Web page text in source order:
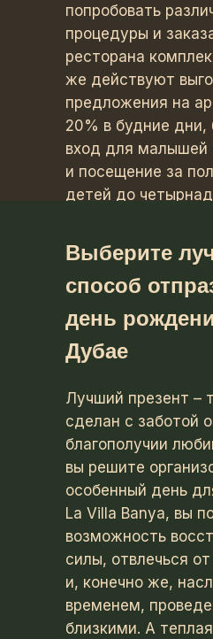
попробовать
процедуры и
ресторана
же действуют
предложения на
20% в будние дни,
вход для малышей
и посещение за
детей до
Выберите
способ
день
Дубае
Лучший презент –
сделан с заботой о
благополучии
вы решите
особенный день
La Villa Banya, вы
возможность
силы, отвлечься
и, конечно же,
временем,
близкими. А